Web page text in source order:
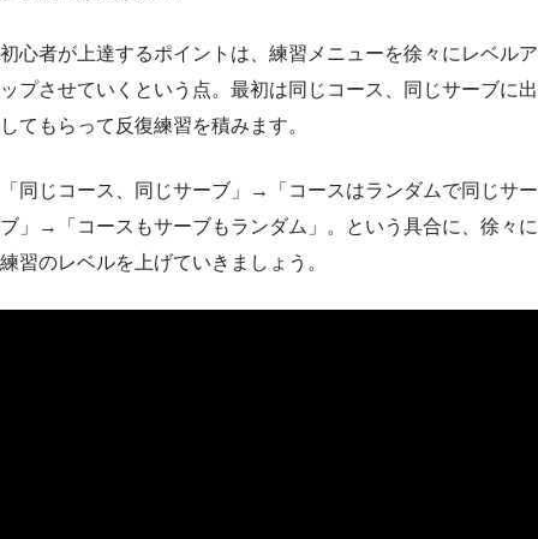
初心者が上達するポイントは、練習メニューを徐々にレベルア
ップさせていくという点。最初は同じコース、同じサーブに出
してもらって反復練習を積みます。
「同じコース、同じサーブ」→「コースはランダムで同じサー
ブ」→「コースもサーブもランダム」。という具合に、徐々に
練習のレベルを上げていきましょう。